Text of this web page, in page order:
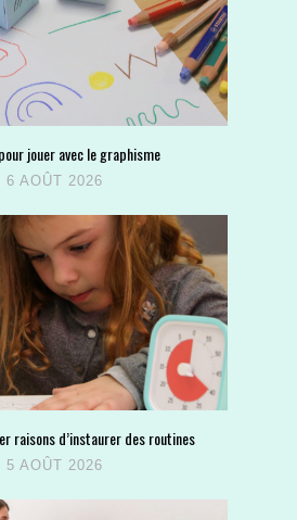
jouer avec le graphisme
6 AOÛT 2026
raisons d’instaurer des routines
5 AOÛT 2026